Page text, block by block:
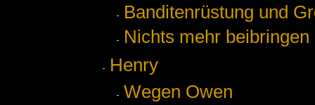
Banditenrüstung und
Nichts mehr beibringen
Henry
Wegen Owen